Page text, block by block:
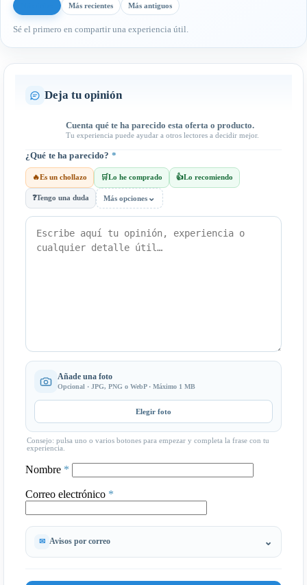
Más recientes Más antiguos
Sé el primero en compartir una experiencia útil.
Deja tu opinión
Cuenta qué te ha parecido esta oferta o producto.
Tu experiencia puede ayudar a otros lectores a decidir mejor.
¿Qué te ha parecido? *
🔥Es un chollazo 🛒Lo he comprado 👍Lo recomiendo
❓Tengo una duda Más opciones ⌄
Añade una foto
Opcional · JPG, PNG o WebP · Máximo 1 MB
Elegir foto
Consejo: pulsa uno o varios botones para empezar y completa la frase con tu
experiencia.
Nombre *
Correo electrónico *
Avisos por correo